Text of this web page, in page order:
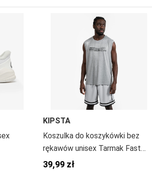
KIPSTA
Koszulka do koszykówki bez
rękawów unisex Tarmak Fast
500
39,99 zł